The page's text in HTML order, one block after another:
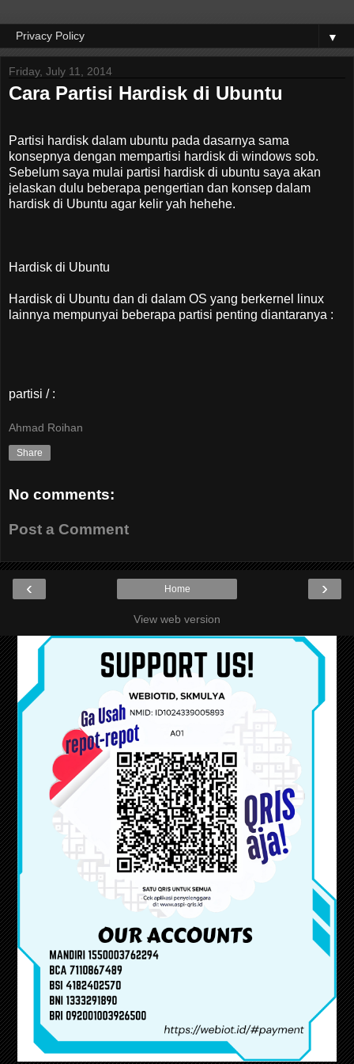
▼
Friday, July 11, 2014
Cara Partisi Hardisk di Ubuntu
Partisi hardisk dalam ubuntu pada dasarnya sama
konsepnya dengan mempartisi hardisk di windows sob.
Sebelum saya mulai partisi hardisk di ubuntu saya akan
jelaskan dulu beberapa pengertian dan konsep dalam
hardisk di Ubuntu agar kelir yah hehehe.
Hardisk di Ubuntu
Hardisk di Ubuntu dan di dalam OS yang berkernel linux
lainnya mempunyai beberapa partisi penting diantaranya :
partisi / :
Ahmad Roihan
Share
No comments:
Post a Comment
‹ ›
Home
View web version